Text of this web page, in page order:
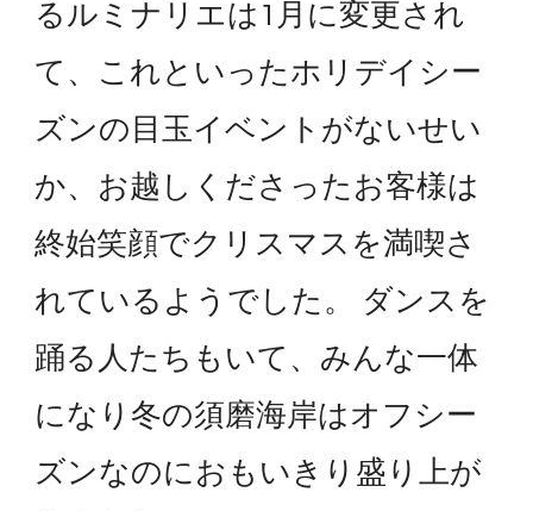
るルミナリエは1月に変更され
て、これといったホリデイシー
ズンの目玉イベントがないせい
か、お越しくださったお客様は
終始笑顔でクリスマスを満喫さ
れているようでした。 ダンスを
踊る人たちもいて、みんな一体
になり冬の須磨海岸はオフシー
ズンなのにおもいきり盛り上が